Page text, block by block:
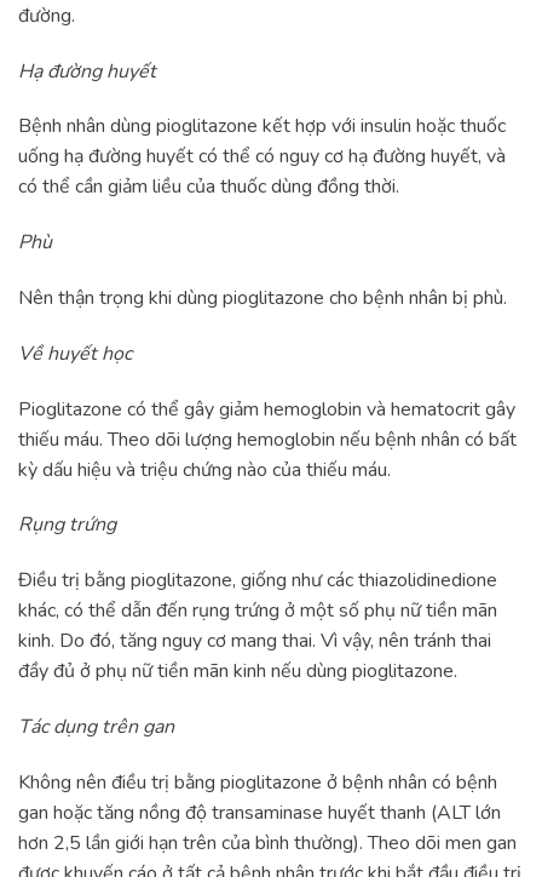
đường.
Hạ đường huyết
Bệnh nhân dùng pioglitazone kết hợp với insulin hoặc thuốc
uống hạ đường huyết có thể có nguy cơ hạ đường huyết, và
có thể cần giảm liều của thuốc dùng đồng thời.
Phù
Nên thận trọng khi dùng pioglitazone cho bệnh nhân bị phù.
Về huyết học
Pioglitazone có thể gây giảm hemoglobin và hematocrit gây
thiếu máu. Theo dõi lượng hemoglobin nếu bệnh nhân có bất
kỳ dấu hiệu và triệu chứng nào của thiếu máu.
Rụng trứng
Điều trị bằng pioglitazone, giống như các thiazolidinedione
khác, có thể dẫn đến rụng trứng ở một số phụ nữ tiền mãn
kinh. Do đó, tăng nguy cơ mang thai. Vì vậy, nên tránh thai
đầy đủ ở phụ nữ tiền mãn kinh nếu dùng pioglitazone.
Tác dụng trên gan
Không nên điều trị bằng pioglitazone ở bệnh nhân có bệnh
gan hoặc tăng nồng độ transaminase huyết thanh (ALT lớn
hơn 2,5 lần giới hạn trên của bình thường). Theo dõi men gan